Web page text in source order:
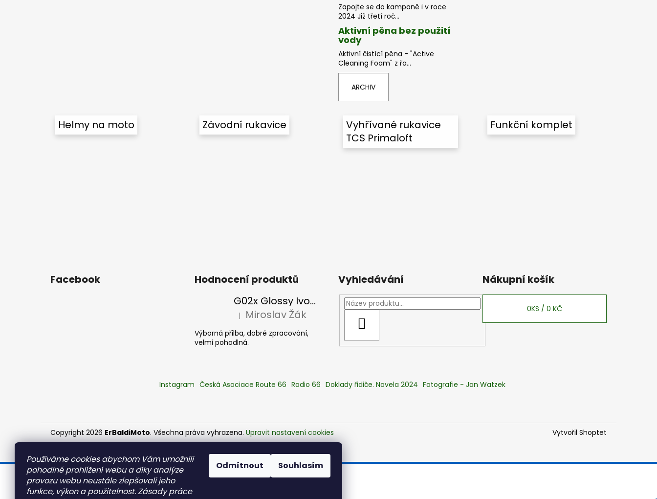
Používáme cookies abychom Vám umožnili
pohodlné prohlížení webu a díky analýze
provozu webu neustále zlepšovali jeho
funkce, výkon a použitelnost.Zásady práce
Odmítnout Souhlasím
Zapojte se do kampaně i v roce
2024 Již třetí roč...
Aktivní pěna bez použití
vody
Aktivní čistící pěna - "Active
Cleaning Foam" z řa...
ARCHIV
Helmy na moto Závodní rukavice
Vyhřívané rukavice
TCS Primaloft
Funkční komplet
Facebook
Hodnocení produktů
G02x Glossy Ivory - Peak incl, slonová kost
Hodnocení produktu je 5 z 5 hvězdiček.
| Miroslav Žák
Výborná přilba, dobré zpracování,
velmi pohodlná.
Vyhledávání Nákupní košík
0KS / 0 KČ
Instagram Česká Asociace Route 66 Radio 66 Doklady řidiče. Novela 2024 Fotografie - Jan Watzek
Vytvořil Shoptet
Copyright 2026 ErBaldiMoto. Všechna práva vyhrazena. Upravit nastavení cookies
Stojíme za Ukrajinou ❤️